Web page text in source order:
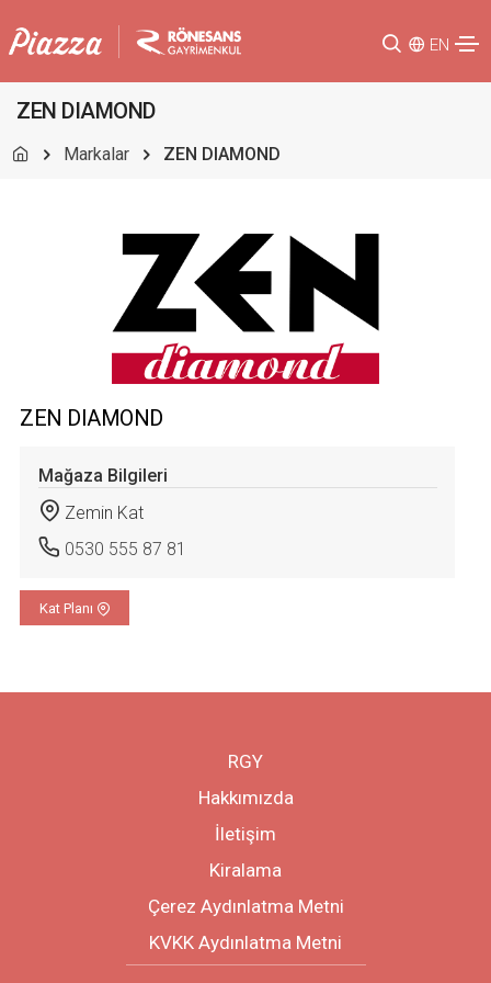
EN
ZEN DIAMOND
Markalar ZEN DIAMOND
ZEN DIAMOND
Mağaza Bilgileri
Zemin Kat
0530 555 87 81
Kat Planı
RGY
Hakkımızda
İletişim
Kiralama
Çerez Aydınlatma Metni
KVKK Aydınlatma Metni